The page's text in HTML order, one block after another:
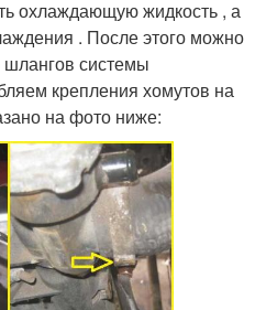
охлаждающую жидкость , а
. После этого можно
шлангов системы
крепления хомутов на
на фото ниже: